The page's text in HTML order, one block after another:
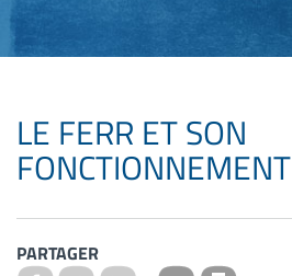
LE FERR ET SON
FONCTIONNEMENT
PARTAGER